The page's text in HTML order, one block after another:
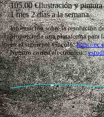
105,00 €Ilustración y
1 mes 2 días a la semana
Información sobre la resolución
proporciona una plataforma
en el siguiente vínculo:http://
Nuestro correo electrónico::